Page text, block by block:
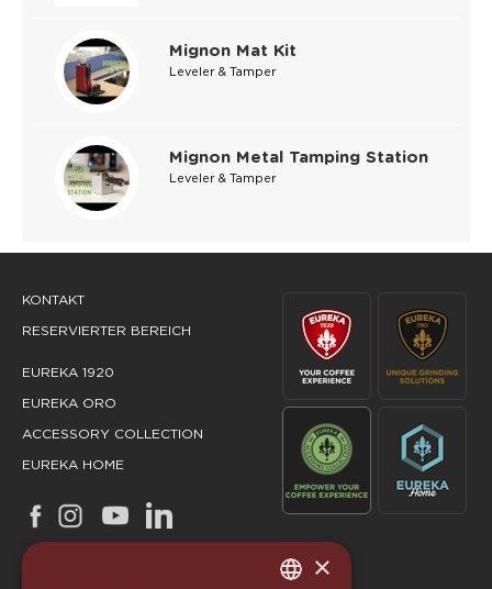
Mignon Mat Kit
Leveler & Tamper
Mignon Metal Tamping Station
Leveler & Tamper
KONTAKT
RESERVIERTER BEREICH
EUREKA 1920
EUREKA ORO
ACCESSORY COLLECTION
EUREKA HOME
×